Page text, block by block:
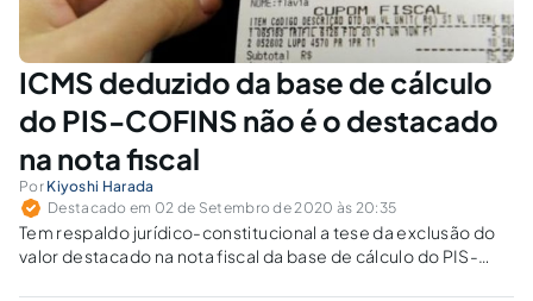
ICMS deduzido da base de cálculo
do PIS-COFINS não é o destacado
na nota fiscal
Por Kiyoshi Harada
Destacado em 02 de Setembro de 2020 às 20:35
Tem respaldo jurídico-constitucional a tese da exclusão do
valor destacado na nota fiscal da base de cálculo do PIS-